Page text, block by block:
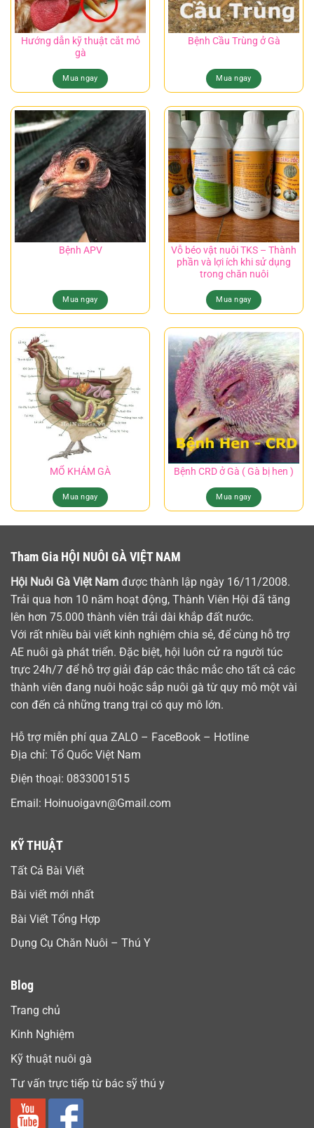
Hướng dẫn kỹ thuật cắt mỏ
gà
Mua ngay
Bệnh Cầu Trùng ở Gà
Mua ngay
Bệnh APV
Mua ngay
Vỗ béo vật nuôi TKS – Thành
phần và lợi ích khi sử dụng
trong chăn nuôi
Mua ngay
MỔ KHÁM GÀ
Mua ngay
Bệnh CRD ở Gà ( Gà bị hen )
Mua ngay
Tham Gia HỘI NUÔI GÀ VIỆT NAM
Hội Nuôi Gà Việt Nam được thành lập ngày 16/11/2008.
Trải qua hơn 10 năm hoạt động, Thành Viên Hội đã tăng
lên hơn 75.000 thành viên trải dài khắp đất nước.
Với rất nhiều bài viết kinh nghiệm chia sẻ, để cùng hỗ trợ
AE nuôi gà phát triển. Đặc biệt, hội luôn cử ra người túc
trực 24h/7 để hỗ trợ giải đáp các thắc mắc cho tất cả các
thành viên đang nuôi hoặc sắp nuôi gà từ quy mô một vài
con đến cả những trang trại có quy mô lớn.
Hỗ trợ miễn phí qua ZALO – FaceBook – Hotline
Địa chỉ: Tổ Quốc Việt Nam
Điện thoại: 0833001515
Email: Hoinuoigavn@Gmail.com
KỸ THUẬT
Tất Cả Bài Viết
Bài viết mới nhất
Bài Viết Tổng Hợp
Dụng Cụ Chăn Nuôi – Thú Y
Blog
Trang chủ
Kinh Nghiệm
Kỹ thuật nuôi gà
Tư vấn trực tiếp từ bác sỹ thú y